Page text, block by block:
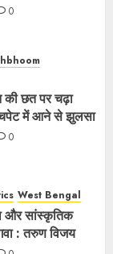
0
की छत पर चढ़ा
चपेट में आने से झुलसा
0
West Bengal
और सांस्कृतिक
: तरुण विजय